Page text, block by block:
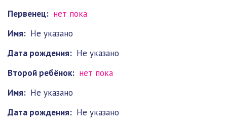
Первенец: нет пока
Имя: Не указано
Дата рождения: Не указано
Второй ребёнок: нет пока
Имя: Не указано
Дата рождения: Не указано